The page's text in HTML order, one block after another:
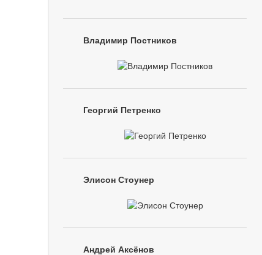
Владимир Постников
Георгий Петренко
Элисон Стоунер
Андрей Аксёнов